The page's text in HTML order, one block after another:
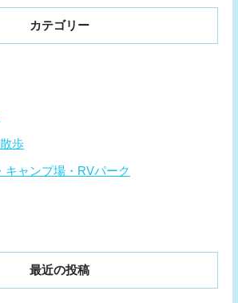
カテゴリー
歩
キャンプ場・RVパーク
最近の投稿